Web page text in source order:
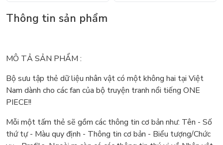
Thông tin sản phẩm
MÔ TẢ SẢN PHẨM :
Bộ sưu tập thẻ dữ liệu nhân vật có một không hai tại Việt
Nam dành cho các fan của bộ truyện tranh nổi tiếng ONE
PIECE!!
Mỗi một tấm thẻ sẽ gồm các thông tin cơ bản như: Tên - Số
thứ tự - Màu quy định - Thông tin cơ bản - Biểu tượng/Chức